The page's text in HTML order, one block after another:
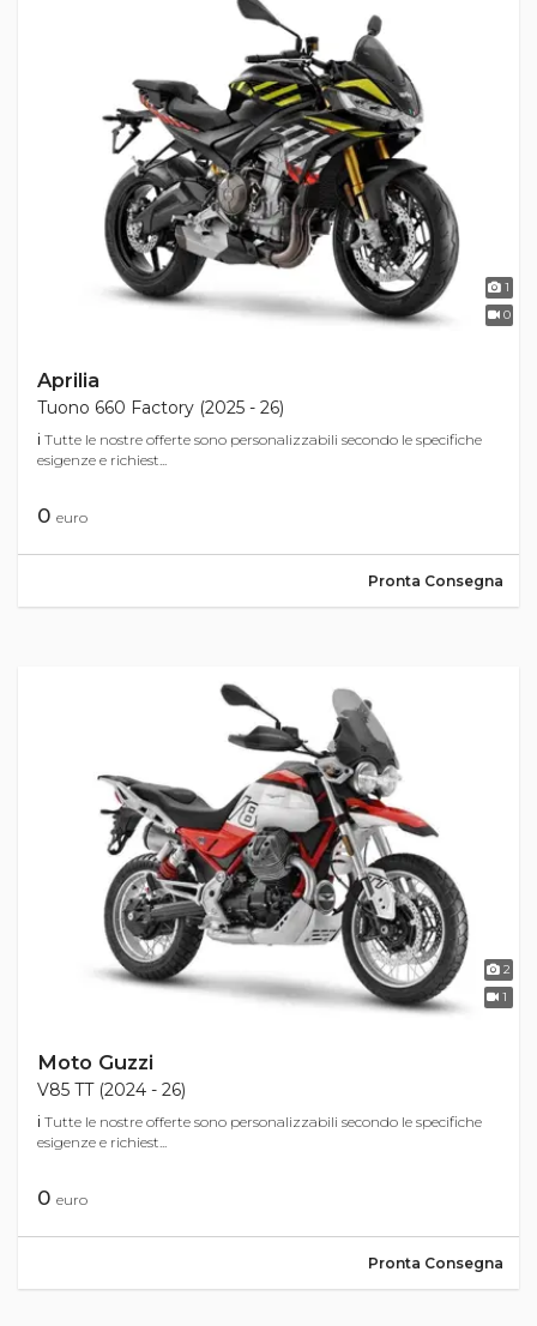
1
0
Aprilia
Tuono 660 Factory (2025 - 26)
ℹ Tutte le nostre offerte sono personalizzabili secondo le specifiche
esigenze e richiest...
0 euro
Pronta Consegna
2
1
Moto Guzzi
V85 TT (2024 - 26)
ℹ Tutte le nostre offerte sono personalizzabili secondo le specifiche
esigenze e richiest...
0 euro
Pronta Consegna